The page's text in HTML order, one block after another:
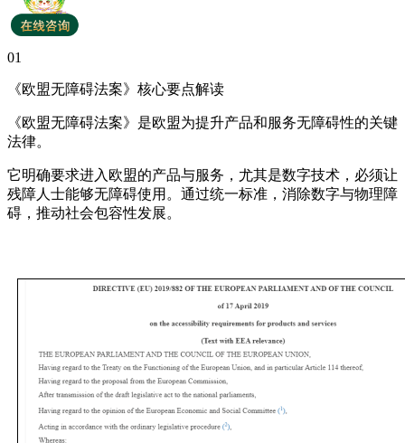
01
《欧盟无障碍法案》核心要点解读
《欧盟无障碍法案》是欧盟为提升产品和服务无障碍性的关键
法律。
它明确要求进入欧盟的产品与服务，尤其是数字技术，必须让
残障人士能够无障碍使用。通过统一标准，消除数字与物理障
碍，推动社会包容性发展。